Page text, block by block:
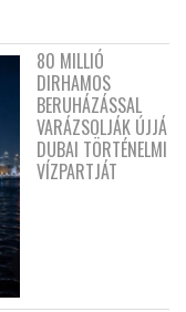
80 MILLIÓ
DIRHAMOS
BERUHÁZÁSSAL
VARÁZSOLJÁK ÚJJÁ
DUBAI TÖRTÉNELMI
VÍZPARTJÁT